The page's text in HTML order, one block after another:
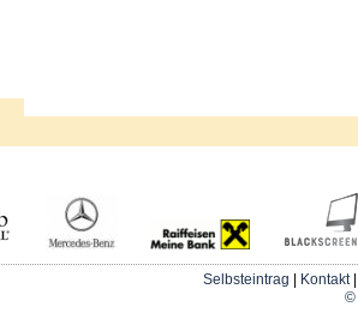
Selbsteintrag Kontakt
©